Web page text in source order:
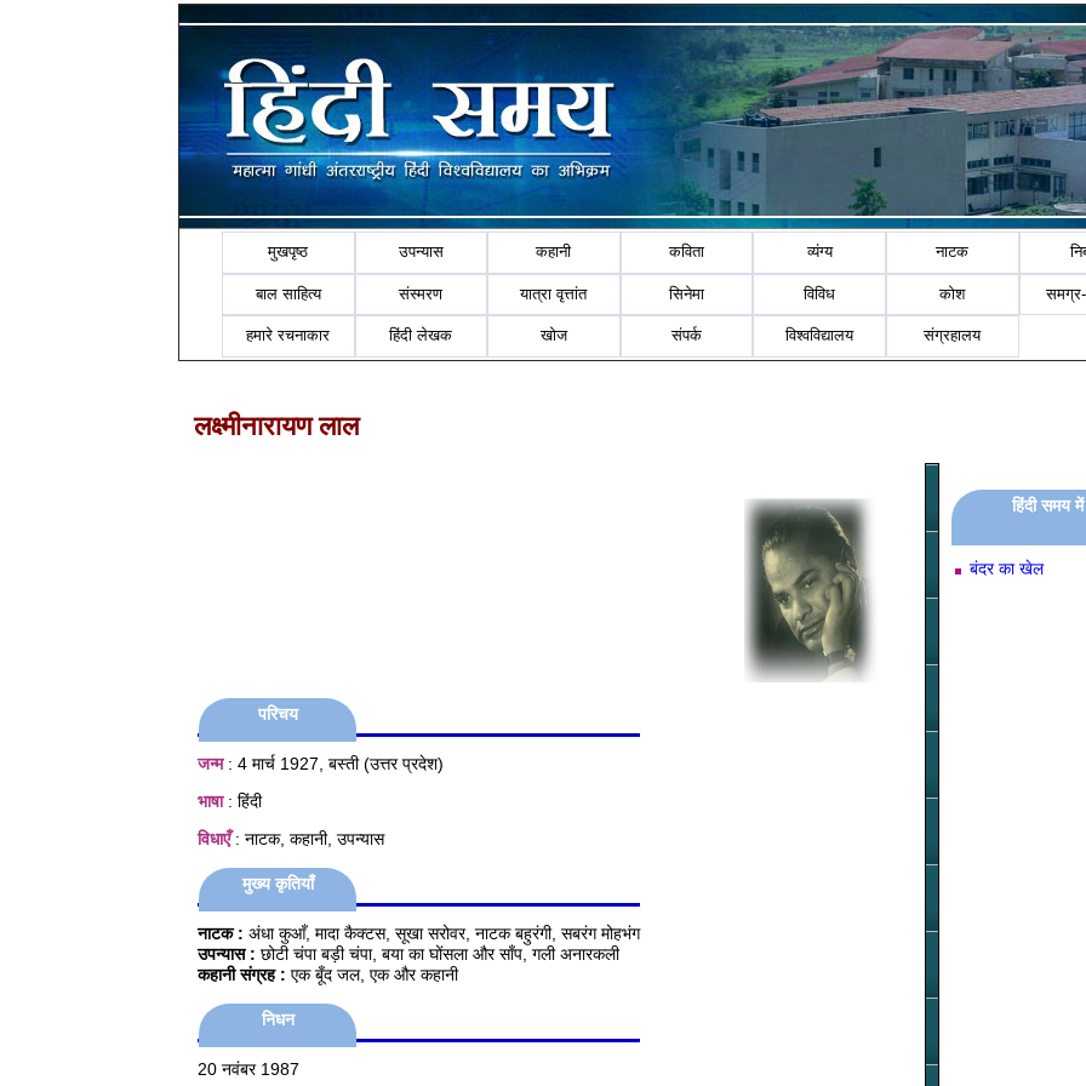
मुखपृष्ठ उपन्यास कहानी कविता व्यंग्य नाटक
बाल साहित्य संस्मरण यात्रा वृत्तांत सिनेमा विविध कोश
हमारे रचनाकार हिंदी लेखक खोज संपर्क विश्वविद्यालय संग्रहालय
लक्ष्मीनारायण लाल
परिचय
जन्म: 4 मार्च 1927, बस्ती (उत्तर प्रदेश)
भाषा: हिंदी
विधाएँ: नाटक, कहानी, उपन्यास
मुख्य कृतियाँ
नाटक : अंधा कुआँ, मादा कैक्टस, सूखा सरोवर, नाटक बहुरंगी, सबरंग मोहभंग
उपन्यास : छोटी चंपा बड़ी चंपा, बया का घोंसला और साँप, गली अनारकली
कहानी संग्रह : एक बूँद जल, एक और कहानी
निधन
20 नवंबर 1987
हिंदी समय में
बंदर का खेल